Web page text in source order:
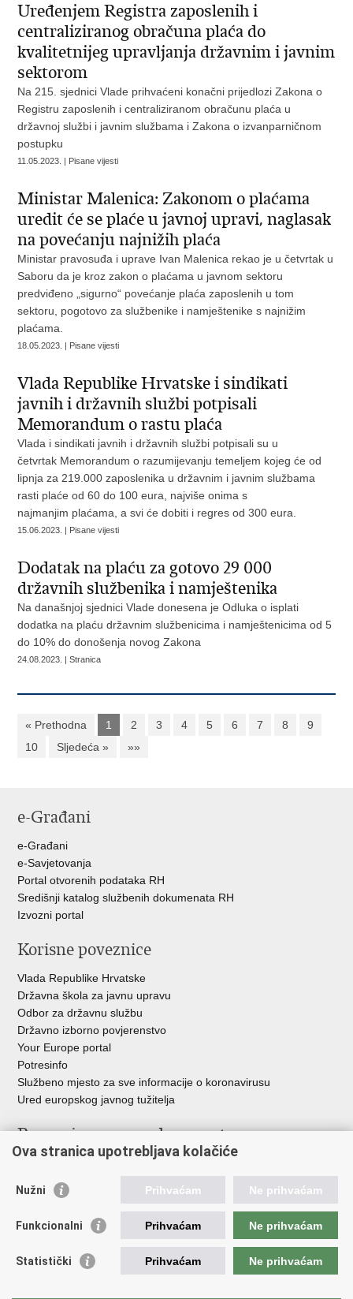
Uređenjem Registra zaposlenih i
centraliziranog obračuna plaća do
kvalitetnijeg upravljanja državnim i javnim
sektorom
Na 215. sjednici Vlade prihvaćeni konačni prijedlozi Zakona o
Registru zaposlenih i centraliziranom obračunu plaća u
državnoj službi i javnim službama i Zakona o izvanparničnom
postupku
11.05.2023. | Pisane vijesti
Ministar Malenica: Zakonom o plaćama
uredit će se plaće u javnoj upravi, naglasak
na povećanju najnižih plaća
Ministar pravosuđa i uprave Ivan Malenica rekao je u četvrtak u
Saboru da je kroz zakon o plaćama u javnom sektoru
predviđeno „sigurno“ povećanje plaća zaposlenih u tom
sektoru, pogotovo za službenike i namještenike s najnižim
plaćama.
18.05.2023. | Pisane vijesti
Vlada Republike Hrvatske i sindikati
javnih i državnih službi potpisali
Memorandum o rastu plaća
Vlada i sindikati javnih i državnih službi potpisali su u
četvrtak Memorandum o razumijevanju temeljem kojeg će od
lipnja za 219.000 zaposlenika u državnim i javnim službama
rasti plaće od 60 do 100 eura, najviše onima s
najmanjim plaćama, a svi će dobiti i regres od 300 eura.
15.06.2023. | Pisane vijesti
Dodatak na plaću za gotovo 29 000
državnih službenika i namještenika
Na današnjoj sjednici Vlade donesena je Odluka o isplati
dodatka na plaću državnim službenicima i namještenicima od 5
do 10% do donošenja novog Zakona
24.08.2023. | Stranica
« Prethodna 1 2 3 4 5 6 7 8
9
10
Sljedeća » »»
e-Građani
e-Građani
e-Savjetovanja
Portal otvorenih podataka RH
Središnji katalog službenih dokumenata RH
Izvozni portal
Korisne poveznice
Vlada Republike Hrvatske
Državna škola za javnu upravu
Odbor za državnu službu
Državno izborno povjerenstvo
Your Europe portal
Potresinfo
Službeno mjesto za sve informacije o koronavirusu
Ured europskog javnog tužitelja
Poveznice pravosudnog sustava
Državno odvjetništvo
Ured za suzbijanje korupcije i organiziranog kriminaliteta
Državnoodvjetničko vijeće
Hrvatska odvjetnička komora
Ova stranica upotrebljava kolačiće
Nužni Prihvaćam Ne prihvaćam
Funkcionalni Prihvaćam Ne prihvaćam
Statistički Prihvaćam Ne prihvaćam